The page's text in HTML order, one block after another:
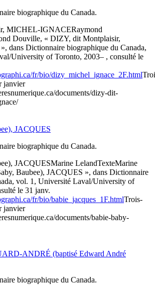
biographique du Canada.
MICHEL-IGNACERaymond
Douville, « DIZY, dit Montplaisir,
dans Dictionnaire biographique du Canada,
University of Toronto, 2003– , consulté le
fr/bio/dizy_michel_ignace_2F.html
janvier
documents/dizy-dit-
JACQUES
biographique du Canada.
JACQUESMarine LelandTexteMarine
Baubee), JACQUES », dans Dictionnaire
vol. 1, Université Laval/University of
le 31 janv.
fr/bio/babie_jacques_1F.htmlTrois-
janvier
documents/babie-baby-
ANDRÉ (baptisé Edward André
biographique du Canada.